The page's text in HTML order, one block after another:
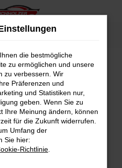
Fahrzeugsuche
Error
aufgetreten.
die dir helfen können:
und deine
zum Beispiel deine
die bestmögliche
zu ermöglichen und unsere
zu verbessern. Wir
Präferenzen und
und Statistiken nur,
geben. Wenn Sie zu
Ihre Meinung ändern, können
für die Zukunft widerrufen.
Umfang der
Sie hier:
Richtlinie